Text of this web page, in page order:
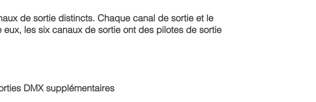
de sortie distincts. Chaque canal de sortie et le
les six canaux de sortie ont des pilotes de sortie
DMX supplémentaires